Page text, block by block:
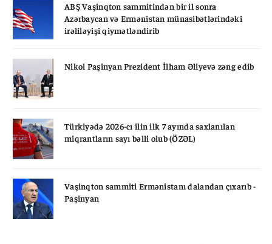
ABŞ Vaşinqton sammitindən bir il sonra
Azərbaycan və Ermənistan münasibətlərindəki
irəliləyişi qiymətləndirib
Nikol Paşinyan Prezident İlham Əliyevə zəng edib
Türkiyədə 2026-cı ilin ilk 7 ayında saxlanılan
miqrantların sayı bəlli olub (ÖZƏL)
Vaşinqton sammiti Ermənistanı dalandan çıxarıb -
Paşinyan